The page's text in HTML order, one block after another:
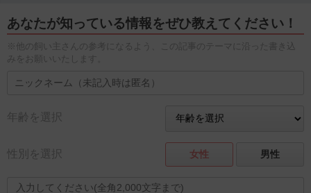
あなたが知っている情報をぜひ教えてください！
※他の飼い主さんの参考になるよう、この記事のテーマに沿った書き込
みをお願いいたします。
年齢を選択
性別を選択 女性 男性